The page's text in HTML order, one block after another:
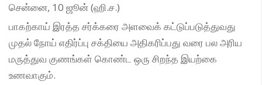
சென்னை, 10 ஜூன் (ஹி.ச.)
பாகற்காய் இரத்த சர்க்கரை அளவைக் கட்டுப்படுத்துவது
முதல் நோய் எதிர்ப்பு சக்தியை அதிகரிப்பது வரை பல அரிய
மருத்துவ குணங்கள் கொண்ட ஒரு சிறந்த இயற்கை
உணவாகும்.